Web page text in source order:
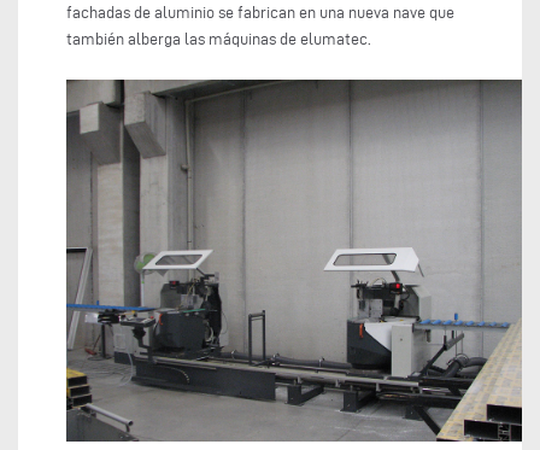
fachadas de aluminio se fabrican en una nueva nave que
también alberga las máquinas de elumatec.